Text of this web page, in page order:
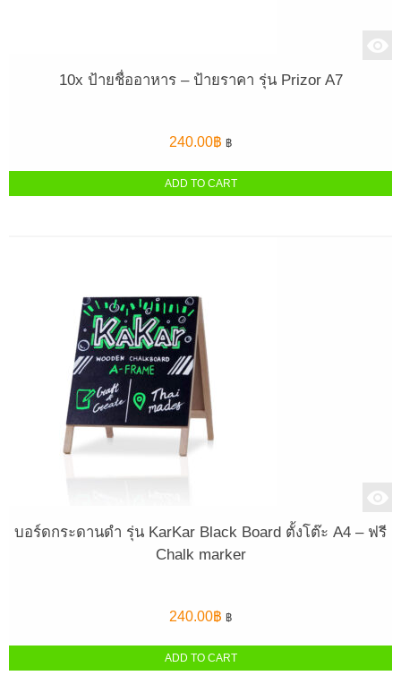
10x ป้ายชื่ออาหาร – ป้ายราคา รุ่น Prizor A7
240.00฿ ฿
ADD TO CART
บอร์ดกระดานดำ รุ่น KarKar Black Board ตั้งโต๊ะ A4 – ฟรี
Chalk marker
240.00฿ ฿
ADD TO CART